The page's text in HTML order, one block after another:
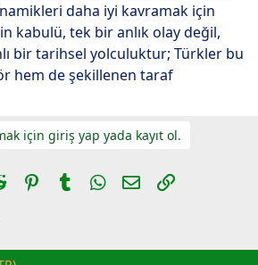
daha iyi kavramak için
kabulü, tek bir anlık olay değil,
bir tarihsel yolculuktur; Türkler bu
hem de şekillenen taraf
için giriş yap yada kayıt ol.
Reddit Pinterest
TumblrWhatsApp
E-postaLink